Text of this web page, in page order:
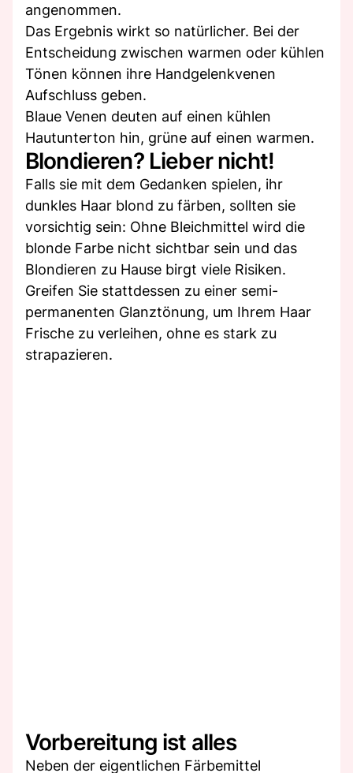
angenommen.
Das Ergebnis wirkt so natürlicher. Bei der
Entscheidung zwischen warmen oder kühlen
Tönen können ihre Handgelenkvenen
Aufschluss geben.
Blaue Venen deuten auf einen kühlen
Hautunterton hin, grüne auf einen warmen.
Blondieren? Lieber nicht!
Falls sie mit dem Gedanken spielen, ihr
dunkles Haar blond zu färben, sollten sie
vorsichtig sein: Ohne Bleichmittel wird die
blonde Farbe nicht sichtbar sein und das
Blondieren zu Hause birgt viele Risiken.
Greifen Sie stattdessen zu einer semi-
permanenten Glanztönung, um Ihrem Haar
Frische zu verleihen, ohne es stark zu
strapazieren.
Vorbereitung ist alles
Neben der eigentlichen Färbemittel